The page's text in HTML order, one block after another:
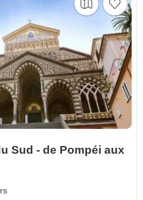
Sud - de Pompéi aux